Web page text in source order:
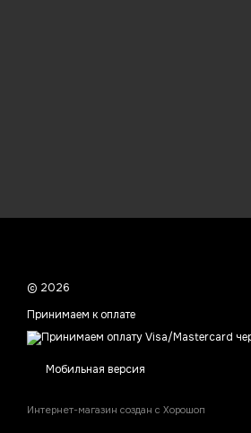
© 2026
Принимаем к оплате
Мобильная версия
Интернет-магазин создан с Хорошоп